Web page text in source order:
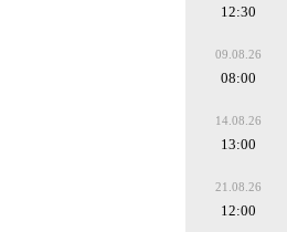
12:30
09.08.26
08:00
14.08.26
13:00
21.08.26
12:00